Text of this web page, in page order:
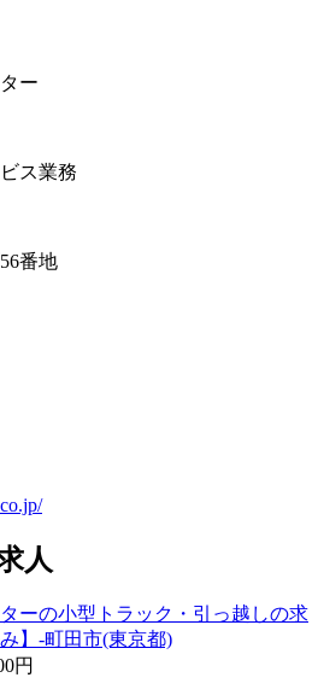
ー
ス業務
番地
人
ーの小型トラック・引っ越しの求
】-町田市(東京都)
円